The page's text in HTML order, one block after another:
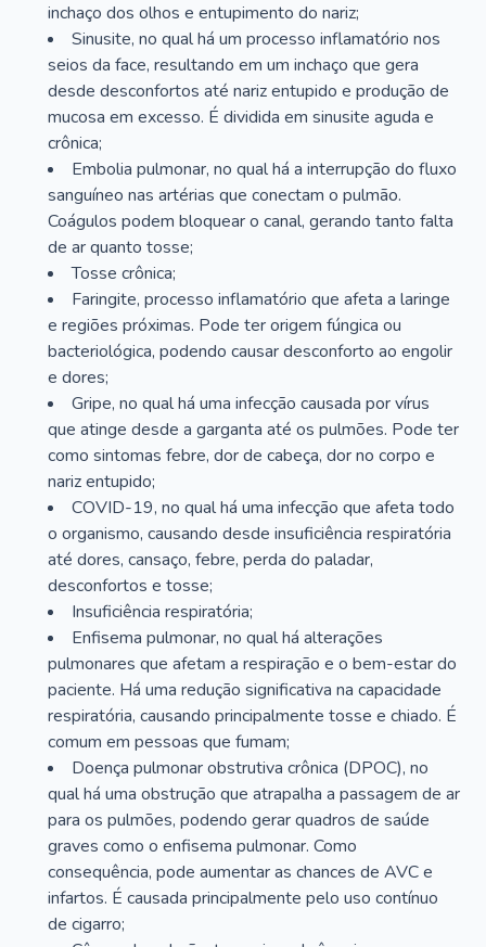
inchaço dos olhos e entupimento do nariz;
Sinusite, no qual há um processo inflamatório nos
seios da face, resultando em um inchaço que gera
desde desconfortos até nariz entupido e produção de
mucosa em excesso. É dividida em sinusite aguda e
crônica;
Embolia pulmonar, no qual há a interrupção do fluxo
sanguíneo nas artérias que conectam o pulmão.
Coágulos podem bloquear o canal, gerando tanto falta
de ar quanto tosse;
Tosse crônica;
Faringite, processo inflamatório que afeta a laringe
e regiões próximas. Pode ter origem fúngica ou
bacteriológica, podendo causar desconforto ao engolir
e dores;
Gripe, no qual há uma infecção causada por vírus
que atinge desde a garganta até os pulmões. Pode ter
como sintomas febre, dor de cabeça, dor no corpo e
nariz entupido;
COVID-19, no qual há uma infecção que afeta todo
o organismo, causando desde insuficiência respiratória
até dores, cansaço, febre, perda do paladar,
desconfortos e tosse;
Insuficiência respiratória;
Enfisema pulmonar, no qual há alterações
pulmonares que afetam a respiração e o bem-estar do
paciente. Há uma redução significativa na capacidade
respiratória, causando principalmente tosse e chiado. É
comum em pessoas que fumam;
Doença pulmonar obstrutiva crônica (DPOC), no
qual há uma obstrução que atrapalha a passagem de ar
para os pulmões, podendo gerar quadros de saúde
graves como o enfisema pulmonar. Como
consequência, pode aumentar as chances de AVC e
infartos. É causada principalmente pelo uso contínuo
de cigarro;